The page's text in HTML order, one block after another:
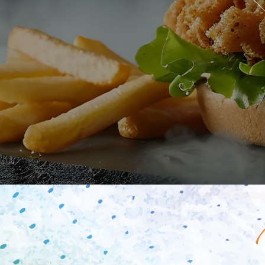
Programme De Fidélité
Avis
Mon Compte
Notre Restaurant
Zones de Livraison